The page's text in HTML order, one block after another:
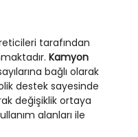
tarafından
Kamyon
bağlı olarak
destek sayesinde
değişiklik ortaya
alanları ile